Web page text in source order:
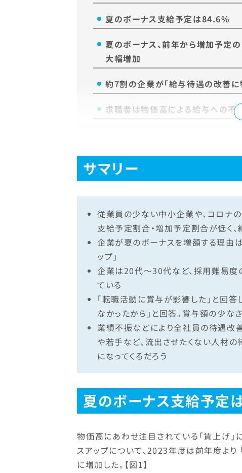
夏のボーナス支給予定は84.6%
夏のボーナス、前年から増加予定の
大幅増加
約7割の企業が「給与待遇の改善に
求職者は物価高による給与への不
サマリー
従業員の少ない中小企業や、コロナの
支給予定割合・増加予定割合が低く
企業が夏のボーナスを増額する理由は
ップ」
企業は20代～30代など、採用難易
ている
「転職活動に賞与が影響した」と回
なかったから」と回答。賞与額の少
業績不振などにより全社員の待遇改
や若手など、流出させたくない人材
になってくるだろう
夏のボーナス支給予定
物価高にあわせ注目されている「賃上げ」
スアップについて、2023年度は前年度よ
に増加した。【図1】